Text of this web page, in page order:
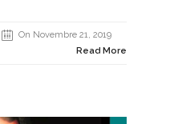
On Novembre 21, 2019
Read More